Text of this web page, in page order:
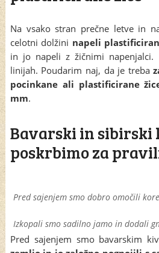
Na vsako stran prečne letve in
celotni dolžini napeli
in jo napeli z žičnimi
linijah. Poudarim naj, da je treba
pocinkane ali plastificirane
mm.
Bavarski in sibirski
poskrbimo za
Pred sajenjem smo dobro omočili
Izkopali smo sadilno jamo in dodali
Pred sajenjem smo bavarskim